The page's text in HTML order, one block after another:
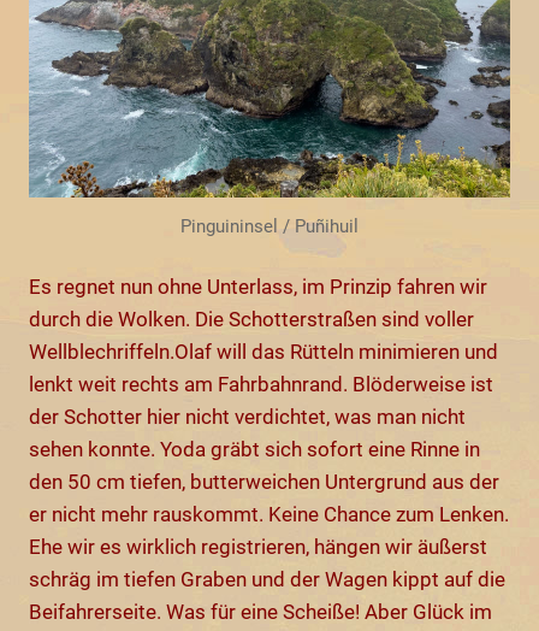
Pinguininsel / Puñihuil
Es regnet nun ohne Unterlass, im Prinzip fahren wir
durch die Wolken. Die Schotterstraßen sind voller
Wellblechriffeln.Olaf will das Rütteln minimieren und
lenkt weit rechts am Fahrbahnrand. Blöderweise ist
der Schotter hier nicht verdichtet, was man nicht
sehen konnte. Yoda gräbt sich sofort eine Rinne in
den 50 cm tiefen, butterweichen Untergrund aus der
er nicht mehr rauskommt. Keine Chance zum Lenken.
Ehe wir es wirklich registrieren, hängen wir äußerst
schräg im tiefen Graben und der Wagen kippt auf die
Beifahrerseite. Was für eine Scheiße! Aber Glück im